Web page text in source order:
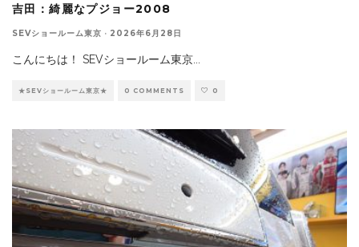
吉田：綺麗なプジョー2008
SEVショールーム東京 · 2026年6月28日
こんにちは！ SEVショールーム東京
★SEVショールーム東京★ 0 COMMENTS 0